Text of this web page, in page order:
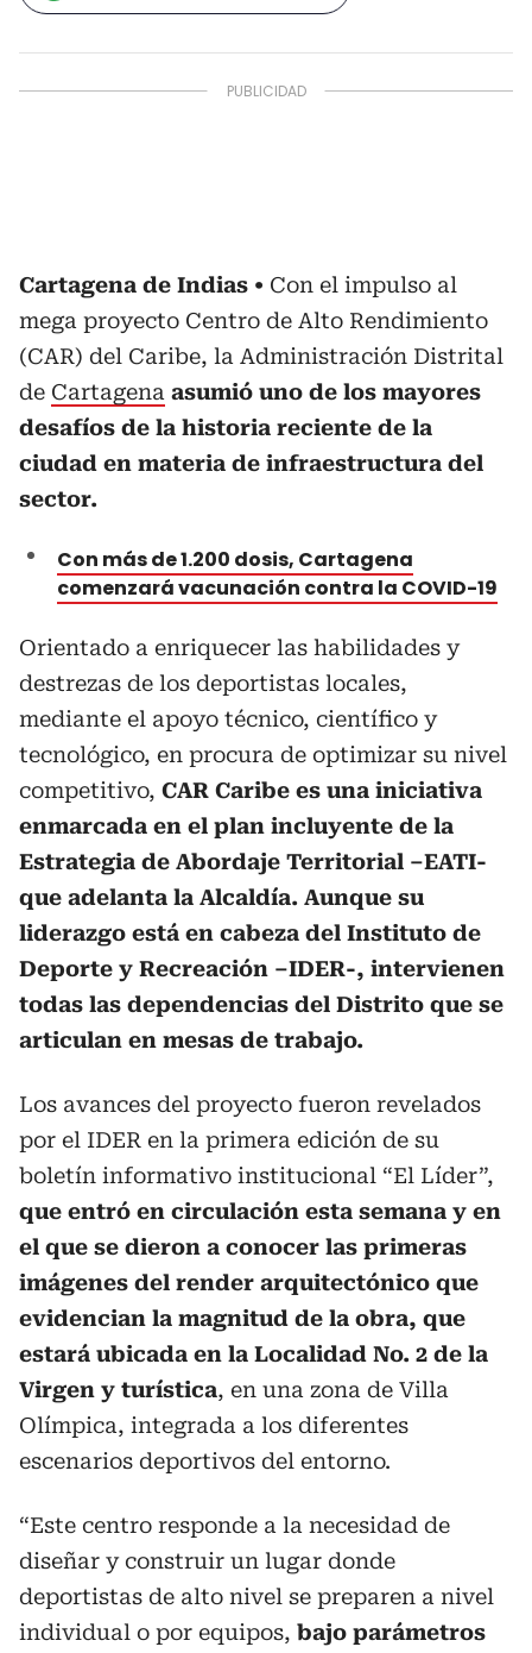
Cartagena de Indias
Con el impulso al
mega proyecto Centro de Alto Rendimiento
(CAR) del Caribe, la Administración Distrital
de Cartagena asumió uno de los mayores
desafíos de la historia reciente de la
ciudad en materia de infraestructura del
sector.
Con más de 1.200 dosis, Cartagena
comenzará vacunación contra la COVID-19
Orientado a enriquecer las habilidades y
destrezas de los deportistas locales,
mediante el apoyo técnico, científico y
tecnológico, en procura de optimizar su nivel
competitivo, CAR Caribe es una iniciativa
enmarcada en el plan incluyente de la
Estrategia de Abordaje Territorial –EATI-
que adelanta la Alcaldía. Aunque su
liderazgo está en cabeza del Instituto de
Deporte y Recreación –IDER-, intervienen
todas las dependencias del Distrito que se
articulan en mesas de trabajo.
Los avances del proyecto fueron revelados
por el IDER en la primera edición de su
boletín informativo institucional “El Líder”,
que entró en circulación esta semana y en
el que se dieron a conocer las primeras
imágenes del render arquitectónico que
evidencian la magnitud de la obra, que
estará ubicada en la Localidad No. 2 de la
Virgen y turística, en una zona de Villa
Olímpica, integrada a los diferentes
escenarios deportivos del entorno.
“Este centro responde a la necesidad de
diseñar y construir un lugar donde
deportistas de alto nivel se preparen a nivel
individual o por equipos, bajo parámetros